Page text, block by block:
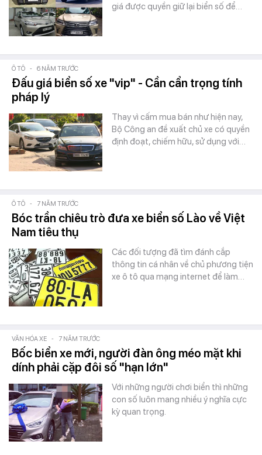
giá được quyền giữ lại biển số để…
Ô TÔ - 6 NĂM TRƯỚC
Đấu giá biển số xe "vip" - Cần cẩn trọng tính
pháp lý
Thay vì cấm mua bán như hiện nay,
Bộ Công an đề xuất chủ xe có quyền
định đoạt, chiếm hữu, sử dụng với…
Ô TÔ - 7 NĂM TRƯỚC
Bóc trần chiêu trò đưa xe biển số Lào về Việt
Nam tiêu thụ
Các đối tượng đã tìm đánh cắp
thông tin cá nhân về chủ phương tiện
xe ô tô qua mạng internet để làm…
VĂN HÓA XE - 7 NĂM TRƯỚC
Bốc biển xe mới, người đàn ông méo mặt khi
dính phải cặp đôi số "hạn lớn"
Với những người chơi biển thì những
con số luôn mang nhiều ý nghĩa cực
kỳ quan trọng.